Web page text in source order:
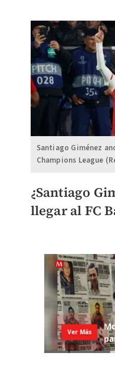
Santiago Giménez
Champions League
¿Santiago
llegar al FC